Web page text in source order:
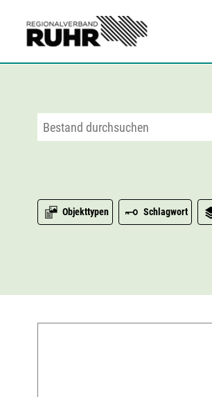
Objekttypen Schlagwort